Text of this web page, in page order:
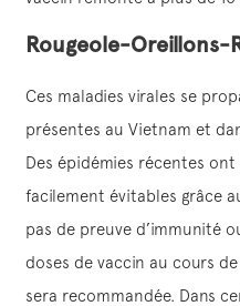
Rougeole-Oreillons-
Ces maladies virales se
présentes au Vietnam et
Des épidémies récentes
facilement évitables grâce
pas de preuve d’immunité
doses de vaccin au cours
sera recommandée. Dans